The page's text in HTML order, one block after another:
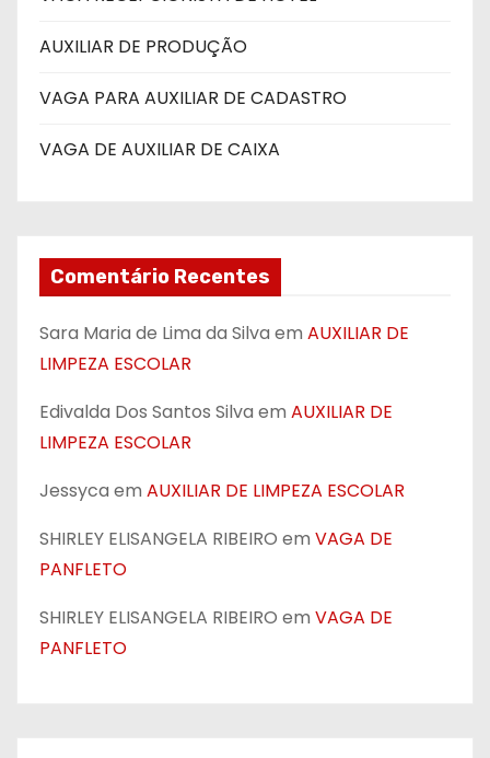
AUXILIAR DE PRODUÇÃO
VAGA PARA AUXILIAR DE CADASTRO
VAGA DE AUXILIAR DE CAIXA
Comentário Recentes
Sara Maria de Lima da Silva em AUXILIAR DE
LIMPEZA ESCOLAR
Edivalda Dos Santos Silva em AUXILIAR DE
LIMPEZA ESCOLAR
Jessyca em AUXILIAR DE LIMPEZA ESCOLAR
SHIRLEY ELISANGELA RIBEIRO em VAGA DE
PANFLETO
SHIRLEY ELISANGELA RIBEIRO em VAGA DE
PANFLETO